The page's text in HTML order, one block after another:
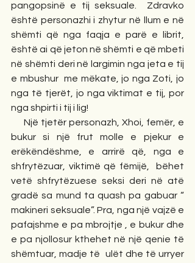
pangopsinë e tij seksuale.  Zdravko
është personazhi i zhytur në llum e në
shëmti që nga faqja e parë e librit,
është ai që jeton në shëmti e që mbeti
në shëmti deri në largimin nga jeta e tij
e mbushur  me mëkate, jo nga Zoti, jo
nga të tjerët, jo nga viktimat e tij, por
nga shpirti i tij i lig!
Një tjetër personazh, Xhoi, femër, e
bukur si një frut molle e pjekur e
erëkëndëshme, e arrirë që, nga e
shfrytëzuar, viktimë që fëmijë,  bëhet
vetë shfrytëzuese seksi deri në atë
gradë sa mund ta quash pa gabuar “
makineri seksuale”. Pra, nga një vajzë e
pafajshme e pa mbrojtje , e bukur dhe
e pa njollosur kthehet në një qenie të
shëmtuar, madje të  ulët dhe të urryer